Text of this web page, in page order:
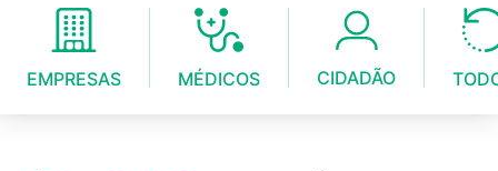
EMPRESAS MÉDICOS CIDADÃO